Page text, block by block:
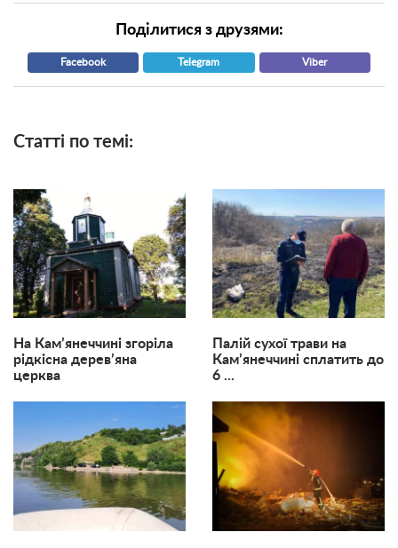
Поділитися з друзями:
Facebook Telegram Viber
Статті по темі:
На Кам’янеччині згоріла
рідкісна дерев’яна
церква
Палій сухої трави на
Кам’янеччині сплатить до
6 ...